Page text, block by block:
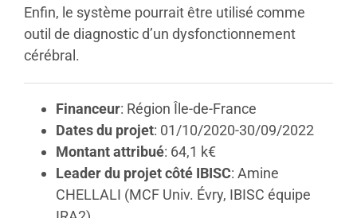
Enfin, le système pourrait être utilisé comme
outil de diagnostic d’un dysfonctionnement
cérébral.
Financeur: Région Île-de-France
Dates du projet: 01/10/2020-30/09/2022
Montant attribué: 64,1 k€
Leader du projet côté IBISC: Amine
CHELLALI (MCF Univ. Évry, IBISC équipe